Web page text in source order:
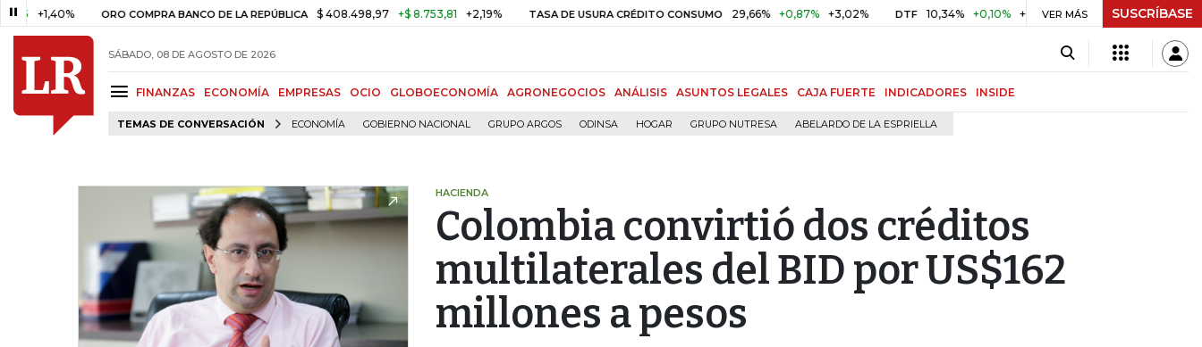
ORO COMPRA BANCO DE LA REPÚBLICA $ 408.498,97 +$ 8.753,81 +2,19% TASA DE USURA CRÉDITO CONSUMO 29,66% +0,87% +3,02% DTF 10,34% +0,10% +0,98% UVR $ 416,96 +$ 0,05
VER MÁS SUSCRÍBASE
SÁBADO, 08 DE AGOSTO DE 2026
FINANZAS ECONOMÍA EMPRESAS OCIO GLOBOECONOMÍA AGRONEGOCIOS ANÁLISIS ASUNTOS LEGALES CAJA FUERTE INDICADORES INSIDE
TEMAS DE CONVERSACIÓN ECONOMÍA GOBIERNO NACIONAL GRUPO ARGOS ODINSA HOGAR GRUPO NUTRESA ABELARDO DE LA ESPRIELLA
HACIENDA
Colombia convirtió dos créditos
multilaterales del BID por US$162
millones a pesos